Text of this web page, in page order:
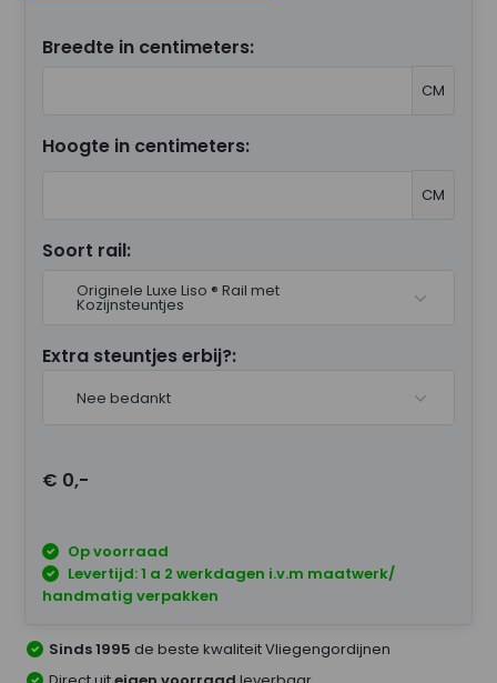
Breedte in centimeters:
CM
Hoogte in centimeters:
CM
Soort rail:
Originele Luxe Liso ® Rail met
Kozijnsteuntjes
Extra steuntjes erbij?:
Nee bedankt
€ 0,-
Op voorraad
Levertijd: 1 a 2 werkdagen i.v.m maatwerk/
handmatig verpakken
Sinds 1995 de beste kwaliteit Vliegengordijnen